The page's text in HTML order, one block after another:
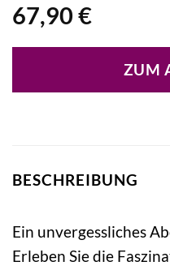
67,90 €
ZUM
BESCHREIBUNG
Ein unvergessliches
Erleben Sie die